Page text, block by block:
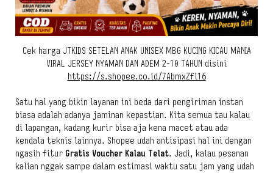
Cek harga JTKIDS SETELAN ANAK UNISEX MBG KUCING KICAU MANIA
VIRAL JERSEY NYAMAN DAN ADEM 2-10 TAHUN disini
https://s.shopee.co.id/7AbmxZfl16
Satu hal yang bikin layanan ini beda dari pengiriman instan
biasa adalah adanya jaminan kepastian. Kita semua tau kalau
di lapangan, kadang kurir bisa aja kena macet atau ada
kendala teknis lainnya. Shopee udah antisipasi hal ini dengan
ngasih fitur Gratis Voucher Kalau Telat. Jadi, kalau pesanan
kalian nggak sampe dalam estimasi waktu satu jam yang udah